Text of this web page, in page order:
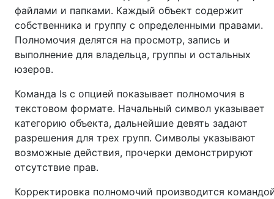
файлами и папками. Каждый объект содержит
собственника и группу с определенными правами.
Полномочия делятся на просмотр, запись и
выполнение для владельца, группы и остальных
юзеров.
Команда ls с опцией показывает полномочия в
текстовом формате. Начальный символ указывает
категорию объекта, дальнейшие девять задают
разрешения для трех групп. Символы указывают
возможные действия, прочерки демонстрируют
отсутствие прав.
Корректировка полномочий производится